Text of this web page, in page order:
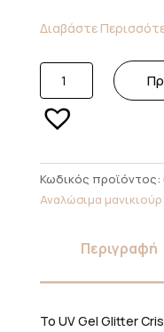
Διαβάστε
Gel
UV
Crystal
15ml
ποσότητα
Κωδικός προϊόντος:
Αναλώσιμα
Περιγραφή
Το UV Gel Glitter